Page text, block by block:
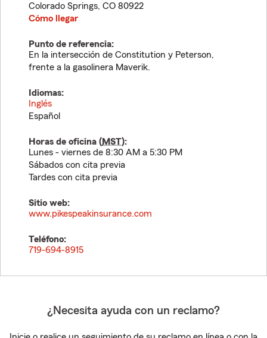
Colorado Springs, CO 80922
Cómo llegar
Punto de referencia:
En la intersección de Constitution y Peterson,
frente a la gasolinera Maverik.
Idiomas:
Inglés
Español
Horas de oficina (MST):
Lunes - viernes de 8:30 AM a 5:30 PM
Sábados con cita previa
Tardes con cita previa
Sitio web:
www.pikespeakinsurance.com
Teléfono:
719-694-8915
¿Necesita ayuda con un reclamo?